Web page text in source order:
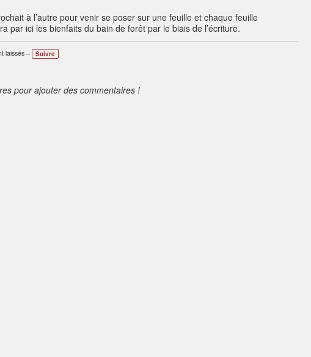
à l’autre pour venir se poser sur une feuille et chaque feuille
par ici les bienfaits du bain de forêt par le biais de l’écriture.
laissés – Suivre
pour ajouter des commentaires !